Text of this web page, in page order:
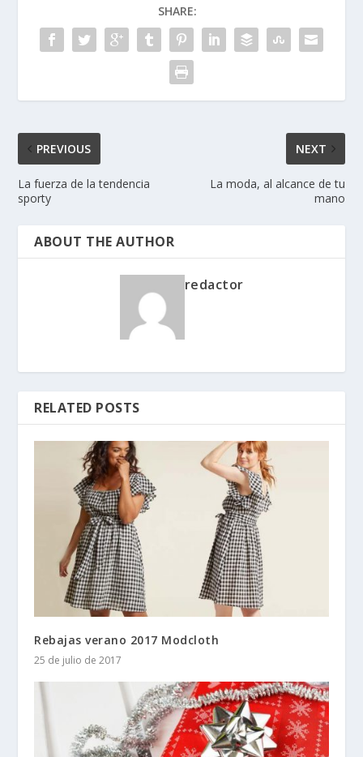
SHARE:
PREVIOUS
La fuerza de la tendencia
sporty
NEXT
La moda, al alcance de tu
mano
ABOUT THE AUTHOR
redactor
RELATED POSTS
Rebajas verano 2017 Modcloth
25 de julio de 2017